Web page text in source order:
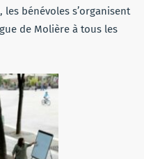
les bénévoles s’organisent
de Molière à tous les